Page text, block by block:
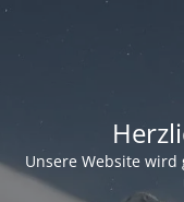
Unsere Website